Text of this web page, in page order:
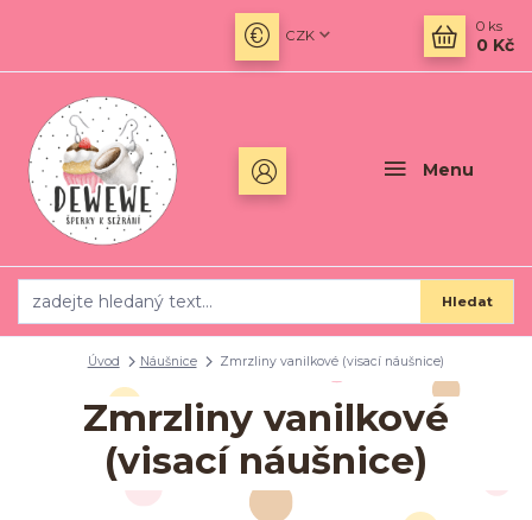
Menu
CZK
Hledat
0 ks
0 Kč
Úvod Náušnice Zmrzliny vanilkové (visací náušnice)
Zmrzliny vanilkové
(visací náušnice)